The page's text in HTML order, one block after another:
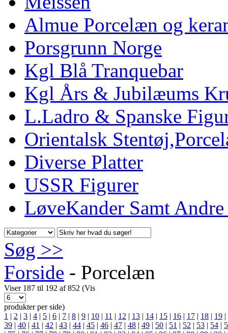
Almue Porcelæn og
Porsgrunn Norge
Kgl Blå Tranquebar
Kgl Års & Jubilæums
L.Ladro & Spanske
Orientalsk
Diverse Platter
USSR Figurer
LøveKander Samt
Søg >>
Forside - Porcelæn
Viser 187 til 192 af 852 (Vis
produkter per side)
1 | 2 | 3 | 4 | 5 | 6 | 7 | 8 | 9 | 10 | 11 | 12 | 13 | 14 | 15 | 16 | 17 | 18 | 19 |
39 | 40 | 41 | 42 | 43 | 44 | 45 | 46 | 47 | 48 | 49 | 50 | 51 | 52 | 53 | 54 |